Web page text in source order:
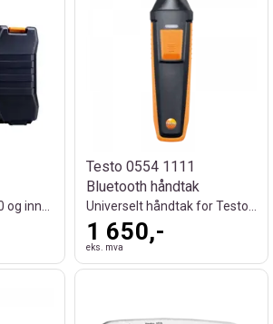
Testo 0554 1111
Bluetooth håndtak
1 650,-
eks. mva